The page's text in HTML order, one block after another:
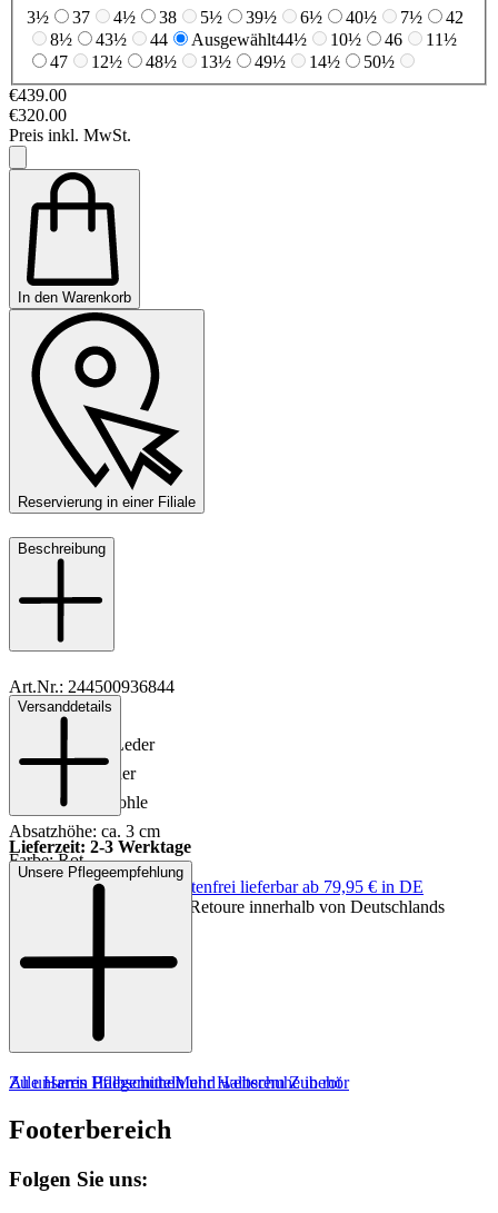
3½
37 4½ 38 5½ 39½ 6½ 40½ 7½
42
8½
43½ 44 Ausgewählt44½ 10½ 46
11½
47
12½ 48½ 13½ 49½ 14½
50½
€439.00
€320.00
Preis inkl. MwSt.
In den Warenkorb
Reservierung in einer Filiale
Beschreibung
Art.Nr.: 244500936844
Material: Leder
Innenmaterial: Leder
Innensohle: Leder
Sohle: Gummisohle
Absatzhöhe: ca. 3 cm
Farbe: Rot
Versanddetails
Lieferzeit: 2-3 Werktage
Keine Versandkosten:
kostenfrei lieferbar ab 79,95 € in DE
Einfache und Kostenlose Retoure innerhalb von Deutschlands
Unsere Pflegeempfehlung
Zu unseren Pflegemitteln und weiterem Zubehör
Alle Harris HalbschuheMehr Halbschuhe in rot
Footerbereich
Folgen Sie uns: